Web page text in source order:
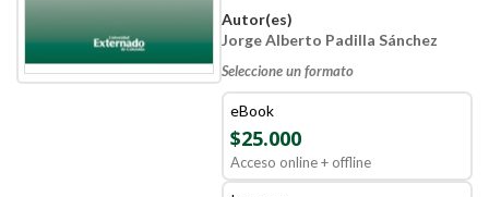
Autor(es)
Jorge Alberto Padilla Sánchez
Seleccione un formato
eBook
$25.000
Acceso online + offline